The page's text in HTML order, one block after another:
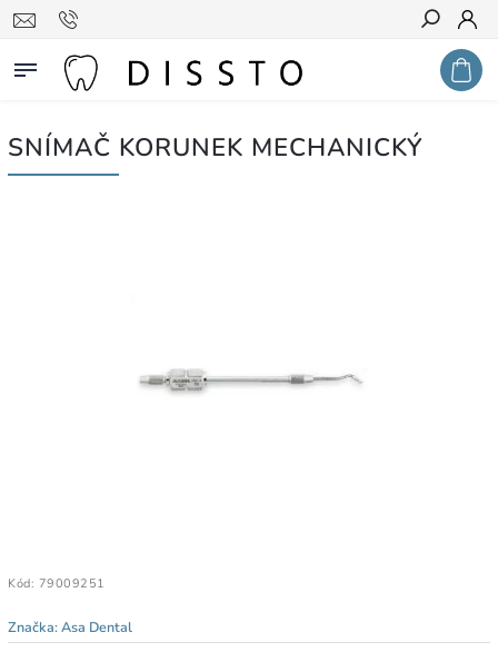
Hledat
SNÍMAČ KORUNEK MECHANICKÝ
Kód: 79009251
Značka:Asa Dental